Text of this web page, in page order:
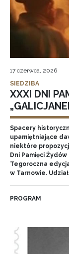
17 czerwca, 2026
SIEDZIBA
XXXI DNI
Spacery
upamiętniające
niektóre
Dni Pamięci
Tegoroczna
w Tarnowie.
PROGRAM